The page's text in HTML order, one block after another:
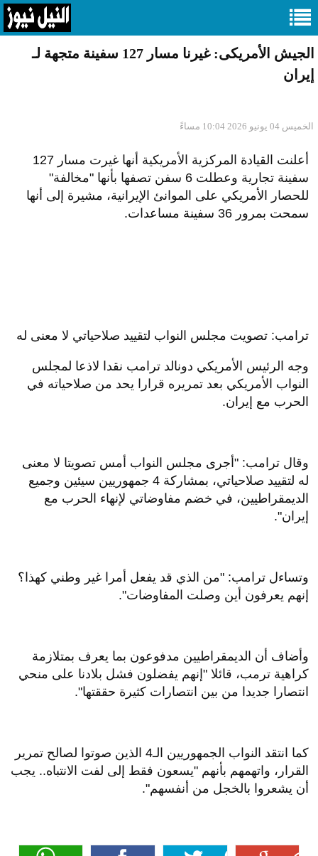
الجيش الأمريكى: غيرنا مسار 127 سفينة متجهة لـ
إيران
الخميس 04 يونيو 2026 10:04 مساءً
أعلنت القيادة المركزية الأمريكية أنها غيرت مسار 127
سفينة تجارية وعطلت 6 سفن تصفها بأنها "مخالفة"
للحصار الأمريكي على الموانئ الإيرانية، مشيرة إلى أنها
سمحت بمرور 36 سفينة مساعدات.
ترامب: تصويت مجلس النواب لتقييد صلاحياتي لا معنى له
وجه الرئيس الأمريكي دونالد ترامب نقدا لاذعا لمجلس
النواب الأمريكي بعد تمريره قرارا يحد من صلاحياته في
الحرب مع إيران.
وقال ترامب: "أجرى مجلس النواب أمس تصويتا لا معنى
له لتقييد صلاحياتي، بمشاركة 4 جمهوريين سيئين وجميع
الديمقراطيين، في خضم مفاوضاتي لإنهاء الحرب مع
إيران".
وتساءل ترامب: "من الذي قد يفعل أمرا غير وطني كهذا؟
إنهم يعرفون أين وصلت المفاوضات".
وأضاف أن الديمقراطيين مدفوعون بما يعرف بمتلازمة
كراهية ترمب، قائلا "إنهم يفضلون فشل بلادنا على منحي
انتصارا جديدا من بين انتصارات كثيرة حققتها".
كما انتقد النواب الجمهوريين الـ4 الذين صوتوا لصالح تمرير
القرار، واتهمهم بأنهم "يسعون فقط إلى لفت الانتباه.. يجب
أن يشعروا بالخجل من أنفسهم".